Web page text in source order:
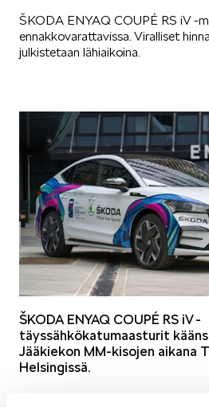
MEIDÄN
ŠKODA
ŠKODA ENYAQ COUPÉ RS iV -
ennakkovarattavissa. Viralliset
julkistetaan lähiaikoina.
ŠKODA ENYAQ COUPÉ RS iV -
täyssähkökatumaasturit
Jääkiekon MM-kisojen aikana
Helsingissä.